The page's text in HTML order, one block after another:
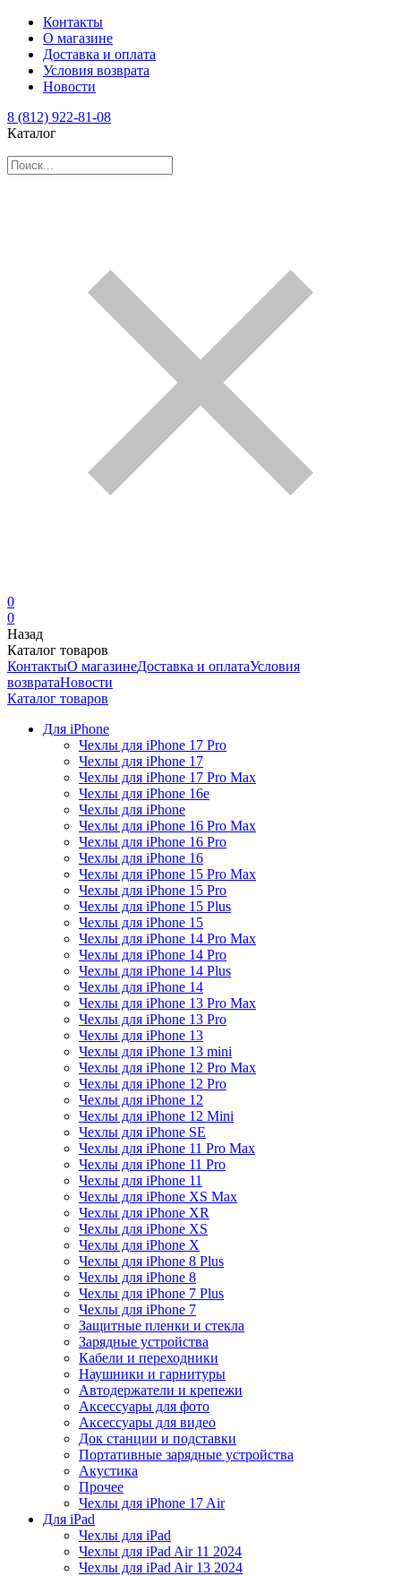
Контакты
О магазине
Доставка и оплата
Условия возврата
Новости
8 (812) 922-81-08
Каталог
0
0
Назад
Каталог товаров
КонтактыО магазинеДоставка и оплатаУсловия
возвратаНовости
Каталог товаров
Для iPhone
Чехлы для iPhone 17 Pro
Чехлы для iPhone 17
Чехлы для iPhone 17 Pro Max
Чехлы для iPhone 16e
Чехлы для iPhone
Чехлы для iPhone 16 Pro Max
Чехлы для iPhone 16 Pro
Чехлы для iPhone 16
Чехлы для iPhone 15 Pro Max
Чехлы для iPhone 15 Pro
Чехлы для iPhone 15 Plus
Чехлы для iPhone 15
Чехлы для iPhone 14 Pro Max
Чехлы для iPhone 14 Pro
Чехлы для iPhone 14 Plus
Чехлы для iPhone 14
Чехлы для iPhone 13 Pro Max
Чехлы для iPhone 13 Pro
Чехлы для iPhone 13
Чехлы для iPhone 13 mini
Чехлы для iPhone 12 Pro Max
Чехлы для iPhone 12 Pro
Чехлы для iPhone 12
Чехлы для iPhone 12 Mini
Чехлы для iPhone SE
Чехлы для iPhone 11 Pro Max
Чехлы для iPhone 11 Pro
Чехлы для iPhone 11
Чехлы для iPhone XS Max
Чехлы для iPhone XR
Чехлы для iPhone XS
Чехлы для iPhone X
Чехлы для iPhone 8 Plus
Чехлы для iPhone 8
Чехлы для iPhone 7 Plus
Чехлы для iPhone 7
Защитные пленки и стекла
Зарядные устройства
Кабели и переходники
Наушники и гарнитуры
Автодержатели и крепежи
Аксессуары для фото
Аксессуары для видео
Док станции и подставки
Портативные зарядные устройства
Акустика
Прочее
Чехлы для iPhone 17 Air
Для iPad
Чехлы для iPad
Чехлы для iPad Air 11 2024
Чехлы для iPad Air 13 2024